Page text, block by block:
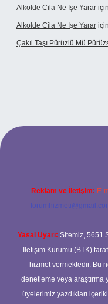
Alkolde Cila Ne Işe Yarar için
Alkolde Cila Ne Işe Yarar için
Çakıl Taşı Pürüzlü Mü
Reklam ve İletişim: E-
Yasal Uyarı: Sitemiz, 5651
İletişim Kurumu (BTK)
hizmet vermektedir. Bu
denetleme veya araştırma
üyelerimiz yazdıkları